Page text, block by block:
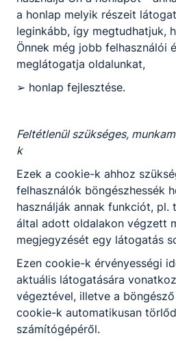
Szakma kóstoló tábor
2026. jún. 25. -
Szakma kóstoló tábor
délelőtt
-
a honlap melyik részeit
leginkább, így megtudhatjuk,
Önnek még jobb felhasználói
meglátogatja oldalunkat,
➢ honlap fejlesztése.
Feltétlenül szükséges,
k
Ezek a cookie-k ahhoz
felhasználók böngészhessék
használják annak funkciót,
által adott oldalakon végzett
megjegyzését egy látogatás
Ezen cookie-k érvényességi
aktuális látogatására
végeztével, illetve a
cookie-k automatikusan
számítógépéről.